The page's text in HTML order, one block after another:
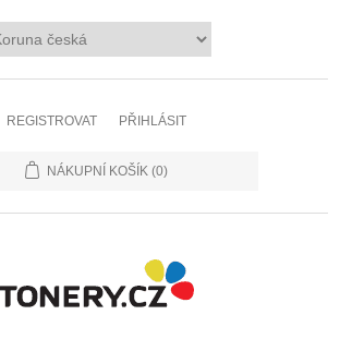
REGISTROVAT PŘIHLÁSIT
NÁKUPNÍ KOŠÍK (0)